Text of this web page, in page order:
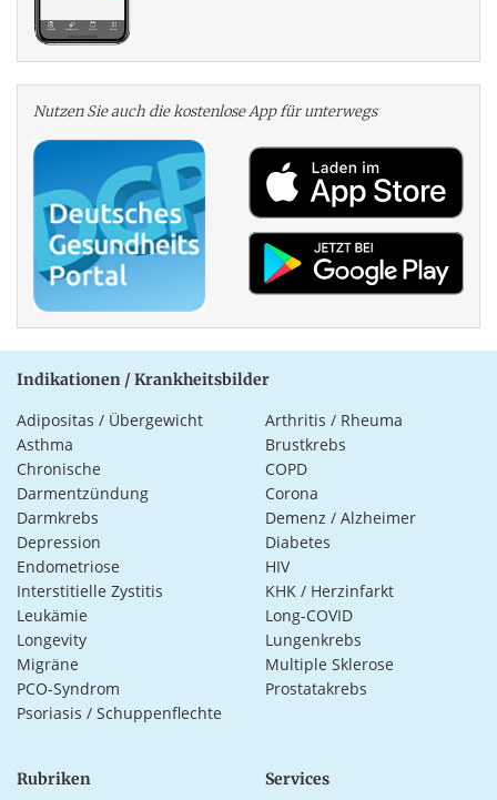
Nutzen Sie auch die kosten­lose App für unterwegs
Indikationen / Krankheitsbilder
Adipositas / Übergewicht
Arthritis / Rheuma
Asthma
Brustkrebs
Chronische
Darmentzündung
COPD
Corona
Darmkrebs
Demenz / Alzheimer
Depression
Diabetes
Endometriose
HIV
Interstitielle Zystitis
KHK / Herzinfarkt
Leukämie
Long-COVID
Longevity
Lungenkrebs
Migräne
Multiple Sklerose
PCO-Syndrom
Prostatakrebs
Psoriasis / Schuppenflechte
Rubriken Services